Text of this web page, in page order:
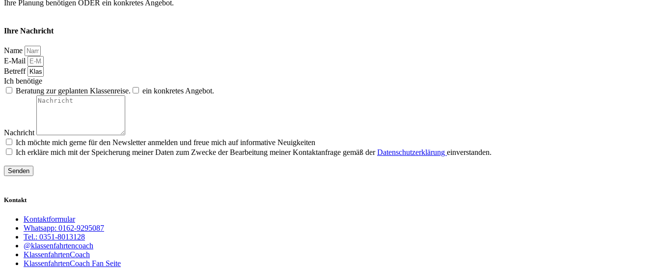
Ihre Planung benötigen ODER ein konkretes Angebot.
Ihre Nachricht
Name
E-Mail
Betreff
Ich benötige
Beratung zur geplanten Klassenreise.
ein konkretes Angebot.
Nachricht
Ich möchte mich gerne für den Newsletter anmelden und freue mich auf informative Neuigkeiten
Ich erkläre mich mit der Speicherung meiner Daten zum Zwecke der Bearbeitung meiner Kontaktanfrage gemäß derDatenschutzerklärung einverstanden.
Senden
Kontakt
Kontaktformular
Whatsapp: 0162-9295087
Tel.: 0351-8013128
@klassenfahrtencoach
KlassenfahrtenCoach
KlassenfahrtenCoach Fan Seite